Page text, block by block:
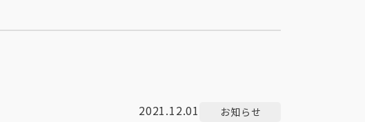
2021.12.01 お知らせ